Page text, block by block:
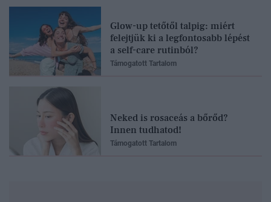
Glow-up tetőtől talpig: miért
felejtjük ki a legfontosabb lépést
a self-care rutinból?
Támogatott Tartalom
Neked is rosaceás a bőrőd?
Innen tudhatod!
Támogatott Tartalom